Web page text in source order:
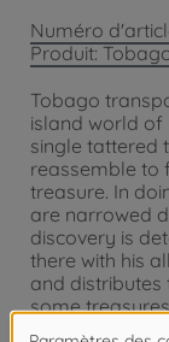
Numéro
Produit:
Tobago
island world of
single tattered
reassemble to
treasure. In
are narrowed
discovery is
there with his
and distributes
some
thought of the